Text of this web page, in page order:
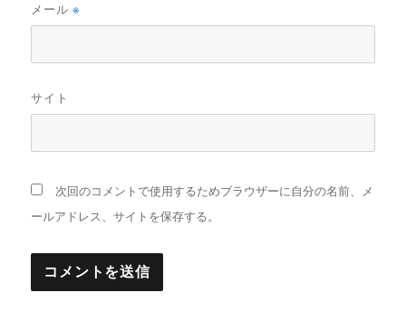
メール※
サイト
次回のコメントで使用するためブラウザーに自分の名前、メ
ールアドレス、サイトを保存する。